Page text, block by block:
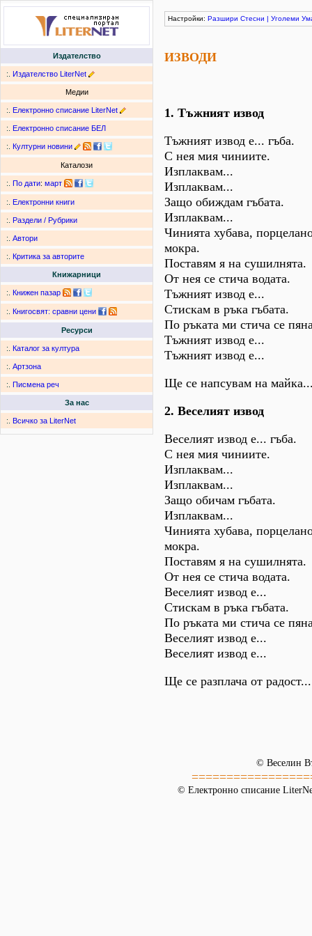
Издателство
:. Издателство LiterNet
Медии
:. Електронно списание LiterNet
:. Електронно списание БЕЛ
:. Културни новини
Каталози
:. По дати: март
:. Електронни книги
:. Раздели / Рубрики
:. Автори
:. Критика за авторите
Книжарници
:. Книжен пазар
:. Книгосвят: сравни цени
Ресурси
:. Каталог за култура
:. Артзона
:. Писмена реч
За нас
:. Всичко за LiterNet
Настройки: Разшири Стесни | Уголеми
ИЗВОДИ
1. Тъжният извод
Тъжният извод е... гъба.
С нея мия чиниите.
Изплаквам...
Изплаквам...
Защо обиждам гъбата.
Изплаквам...
Чинията хубава,
мокра.
Поставям я на сушилнята.
От нея се стича водата.
Тъжният извод е...
Стискам в ръка гъбата.
По ръката ми стича се
Тъжният извод е...
Тъжният извод е...
Ще се напсувам на
2. Веселият извод
Веселият извод е... гъба.
С нея мия чиниите.
Изплаквам...
Изплаквам...
Защо обичам гъбата.
Изплаквам...
Чинията хубава,
мокра.
Поставям я на сушилнята.
От нея се стича водата.
Веселият извод е...
Стискам в ръка гъбата.
По ръката ми стича се
Веселият извод е...
Веселият извод е...
Ще се разплача от радост...
© Веселин
© Електронно списание